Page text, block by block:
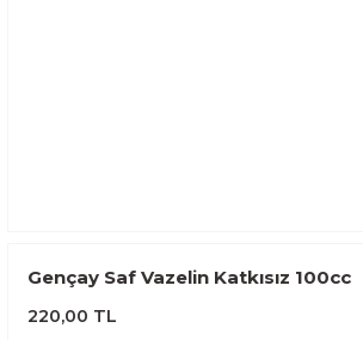
Gençay Saf Vazelin Katkısız 100cc
220,00 TL